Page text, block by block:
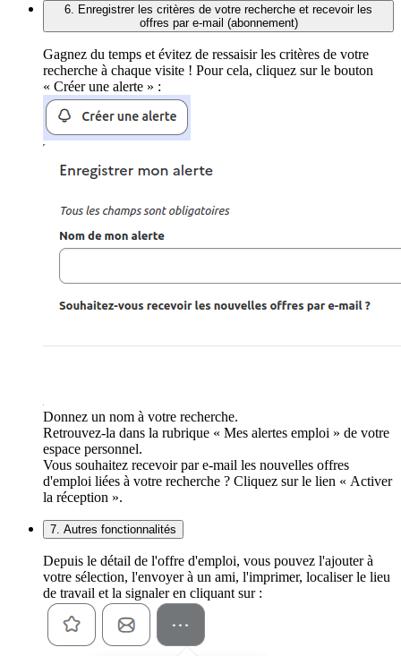
6. Enregistrer les critères de votre recherche et recevoir les
offres par e-mail (abonnement)
Gagnez du temps et évitez de ressaisir les critères de votre
recherche à chaque visite ! Pour cela, cliquez sur le bouton
« Créer une alerte » :
Donnez un nom à votre recherche.
Retrouvez-la dans la rubrique « Mes alertes emploi » de votre
espace personnel.
Vous souhaitez recevoir par e-mail les nouvelles offres
d'emploi liées à votre recherche ? Cliquez sur le lien « Activer
la réception ».
7. Autres fonctionnalités
Depuis le détail de l'offre d'emploi, vous pouvez l'ajouter à
votre sélection, l'envoyer à un ami, l'imprimer, localiser le lieu
de travail et la signaler en cliquant sur :